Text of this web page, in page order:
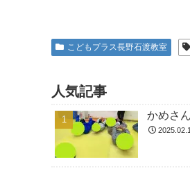
こどもプラス長野石渡教室
人気記事
かめさ